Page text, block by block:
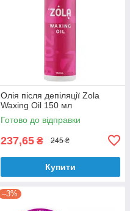
Олія після депіляції Zola
Waxing Oil 150 мл
Готово до відправки
237,65 ₴ 245 ₴
Купити
–3%